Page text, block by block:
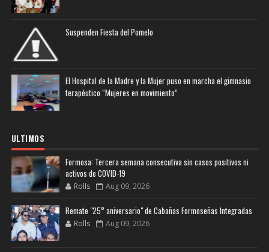
Suspenden Fiesta del Pomelo
El Hospital de la Madre y la Mujer puso en marcha el gimnasio
terapéutico “Mujeres en movimiento”
ULTIMOS
Formosa: Tercera semana consecutiva sin casos positivos ni
activos de COVID-19
Rolls Aug 09, 2026
Remate "25° aniversario" de Cabañas Formoseñas Integradas
Rolls Aug 09, 2026